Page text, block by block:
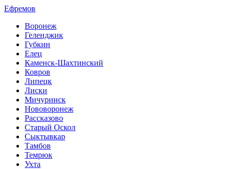
Ефремов
Воронеж
Геленджик
Губкин
Елец
Каменск-Шахтинский
Ковров
Липецк
Лиски
Мичуринск
Нововоронеж
Рассказово
Старый Оскол
Сыктывкар
Тамбов
Темрюк
Ухта